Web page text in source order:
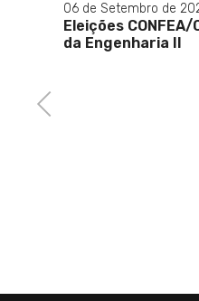
Previous
06 de Setembro de
Eleições
da Engenharia II